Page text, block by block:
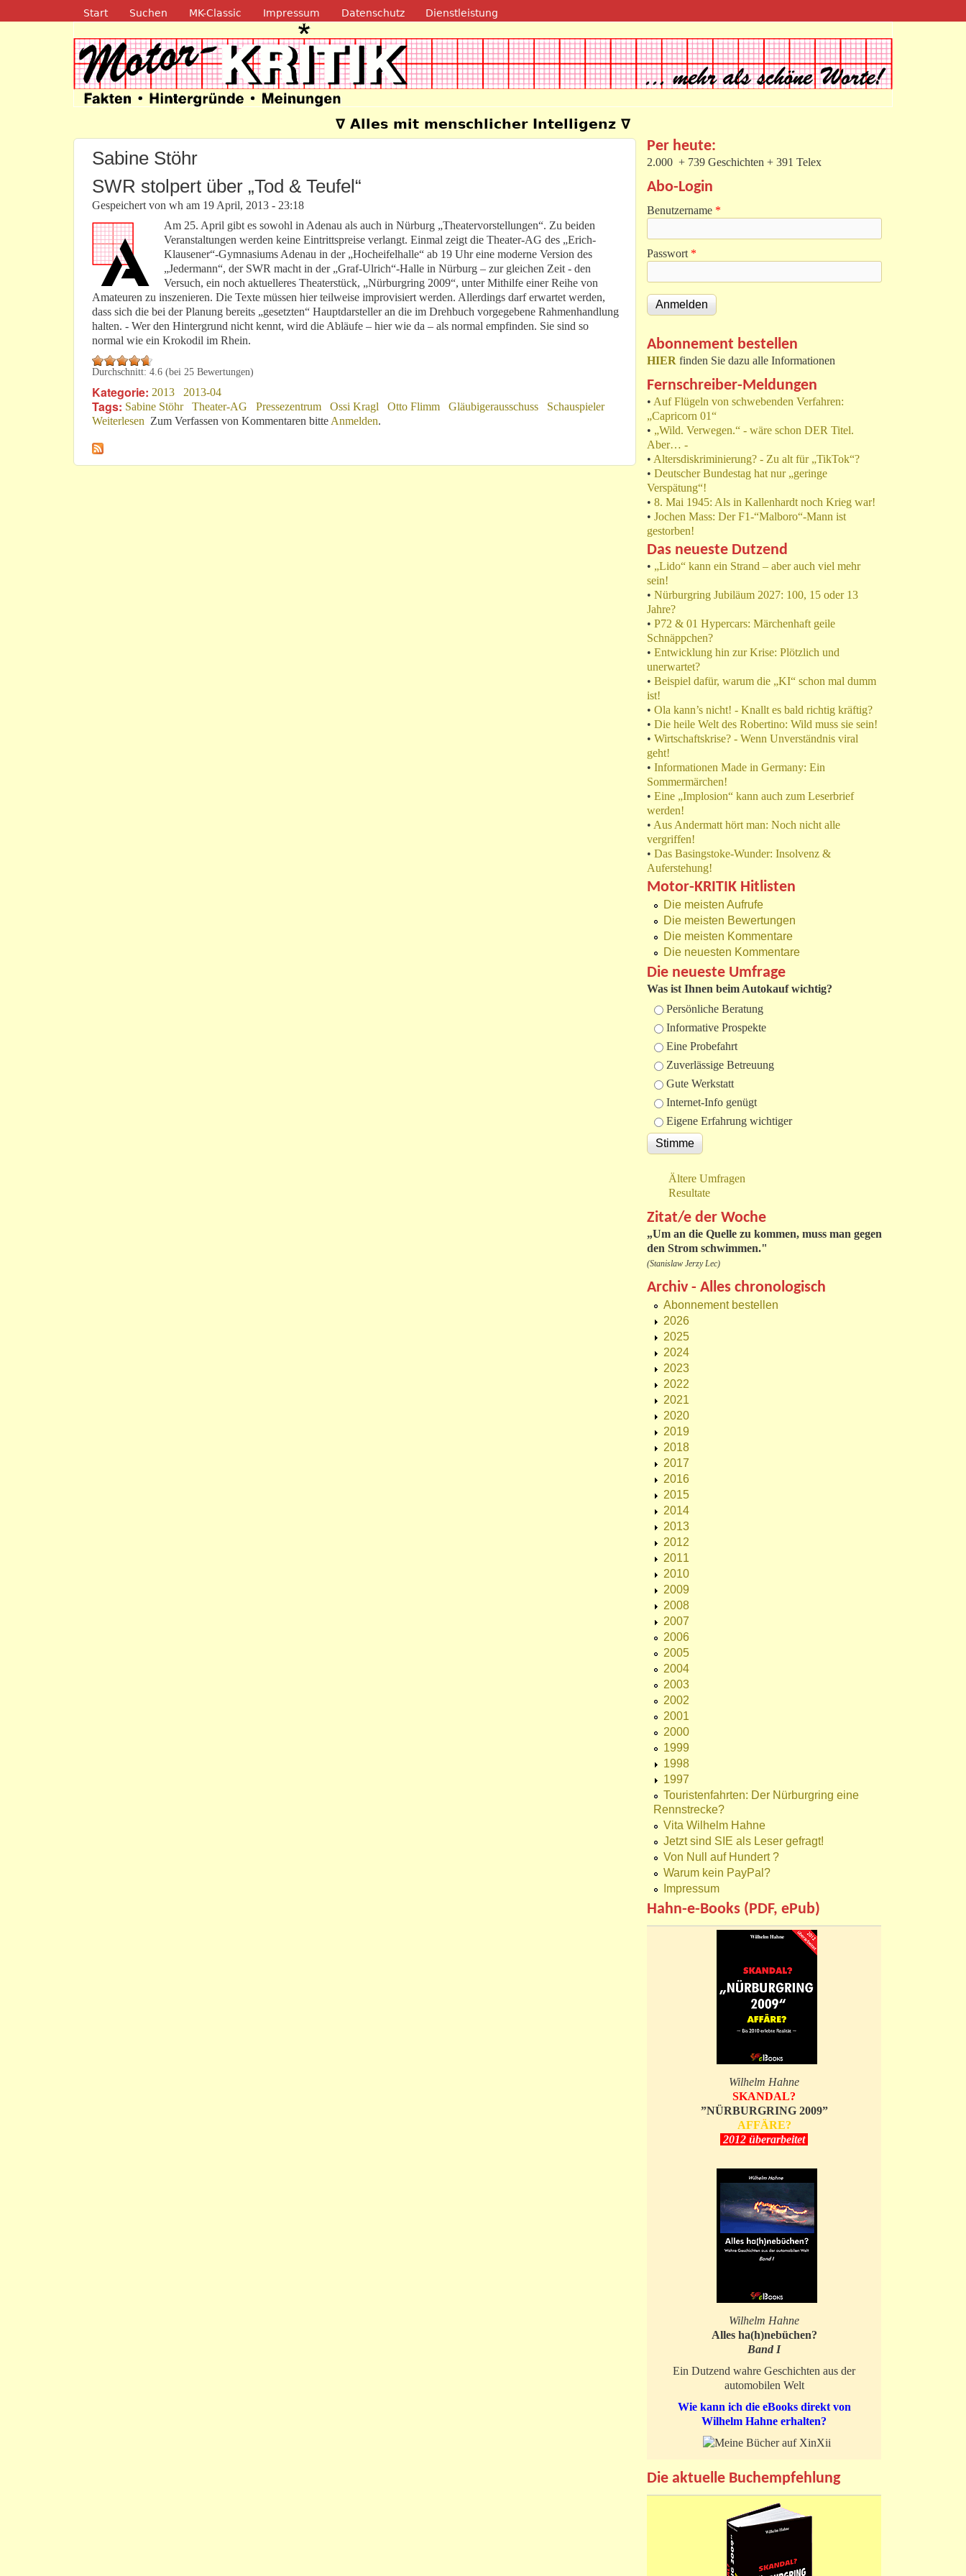
Direkt zum Inhalt
Navigation
Start Suchen MK-Classic Impressum Datenschutz Dienstleistung
Motor-Kritik.de∇ Alles mit menschlicher Intelligenz ∇
Sabine Stöhr
SWR stolpert über „Tod & Teufel“
Gespeichert von wh am 19 April, 2013 - 23:18
Am 25. April gibt es sowohl in Adenau als auch in Nürburg „Theatervorstellungen“. Zu beiden
Veranstaltungen werden keine Eintrittspreise verlangt. Einmal zeigt die Theater-AG des „Erich-
Klausener“-Gymnasiums Adenau in der „Hocheifelhalle“ ab 19 Uhr eine moderne Version des
„Jedermann“, der SWR macht in der „Graf-Ulrich“-Halle in Nürburg – zur gleichen Zeit - den
Versuch, ein noch aktuelleres Theaterstück, „Nürburgring 2009“, unter Mithilfe einer Reihe von
Amateuren zu inszenieren. Die Texte müssen hier teilweise improvisiert werden. Allerdings darf erwartet werden,
dass sich die bei der Planung bereits „gesetzten“ Hauptdarsteller an die im Drehbuch vorgegebene Rahmenhandlung
halten. - Wer den Hintergrund nicht kennt, wird die Abläufe – hier wie da – als normal empfinden. Sie sind so
normal wie ein Krokodil im Rhein.
Durchschnitt: 4.6 (bei 25 Bewertungen)
Kategorie: 2013 2013-04
Tags: Sabine Stöhr Theater-AG Pressezentrum Ossi Kragl Otto Flimm Gläubigerausschuss
Schauspieler
Weiterlesen über SWR stolpert über „Tod & Teufel“
Zum Verfassen von Kommentaren bitte Anmelden.
Per heute:
2.000 + 739 Geschichten + 391 Telex
Abo-Login
Benutzername *
Passwort *
Abonnement bestellen
HIER finden Sie dazu alle Informationen
Fernschreiber-Meldungen
• Auf Flügeln von schwebenden Verfahren:
„Capricorn 01“
• „Wild. Verwegen.“ - wäre schon DER Titel.
Aber… -
• Altersdiskriminierung? - Zu alt für „TikTok“?
• Deutscher Bundestag hat nur „geringe
Verspätung“!
• 8. Mai 1945: Als in Kallenhardt noch Krieg war!
• Jochen Mass: Der F1-“Malboro“-Mann ist
gestorben!
Das neueste Dutzend
• „Lido“ kann ein Strand – aber auch viel mehr
sein!
• Nürburgring Jubiläum 2027: 100, 15 oder 13
Jahre?
• P72 & 01 Hypercars: Märchenhaft geile
Schnäppchen?
• Entwicklung hin zur Krise: Plötzlich und
unerwartet?
• Beispiel dafür, warum die „KI“ schon mal dumm
ist!
• Ola kann’s nicht! - Knallt es bald richtig kräftig?
• Die heile Welt des Robertino: Wild muss sie sein!
• Wirtschaftskrise? - Wenn Unverständnis viral
geht!
• Informationen Made in Germany: Ein
Sommermärchen!
• Eine „Implosion“ kann auch zum Leserbrief
werden!
• Aus Andermatt hört man: Noch nicht alle
vergriffen!
• Das Basingstoke-Wunder: Insolvenz &
Auferstehung!
Motor-KRITIK Hitlisten
Die meisten Aufrufe
Die meisten Bewertungen
Die meisten Kommentare
Die neuesten Kommentare
Die neueste Umfrage
Was ist Ihnen beim Autokauf wichtig?
Auswahlmöglichkeiten
Persönliche Beratung
Informative Prospekte
Eine Probefahrt
Zuverlässige Betreuung
Gute Werkstatt
Internet-Info genügt
Eigene Erfahrung wichtiger
Ältere Umfragen
Resultate
Zitat/e der Woche
„Um an die Quelle zu kommen, muss man gegen
den Strom schwimmen."
(Stanislaw Jerzy Lec)
Archiv - Alles chronologisch
Abonnement bestellen
2026
2025
2024
2023
2022
2021
2020
2019
2018
2017
2016
2015
2014
2013
2012
2011
2010
2009
2008
2007
2006
2005
2004
2003
2002
2001
2000
1999
1998
1997
Touristenfahrten: Der Nürburgring eine
Rennstrecke?
Vita Wilhelm Hahne
Jetzt sind SIE als Leser gefragt!
Von Null auf Hundert ?
Warum kein PayPal?
Impressum
Hahn-e-Books (PDF, ePub)
Wilhelm Hahne
SKANDAL?
”NÜRBURGRING 2009”
AFFÄRE?
2012 überarbeitet
Wilhelm Hahne
Alles ha(h)nebüchen?
Band I
Ein Dutzend wahre Geschichten aus der
automobilen Welt
Wie kann ich die eBooks direkt von
Wilhelm Hahne erhalten?
Die aktuelle Buchempfehlung